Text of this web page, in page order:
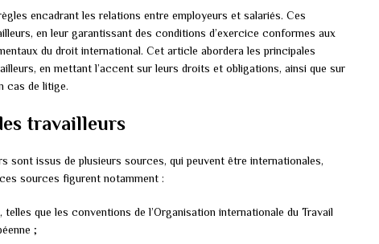
encadrant les relations entre employeurs et salariés. Ces
en leur garantissant des conditions d’exercice conformes aux
du droit international. Cet article abordera les principales
en mettant l’accent sur leurs droits et obligations, ainsi que sur
cas de litige.
travailleurs
sont issus de plusieurs sources, qui peuvent être internationales,
sources figurent notamment :
que les conventions de l’Organisation internationale du Travail
;